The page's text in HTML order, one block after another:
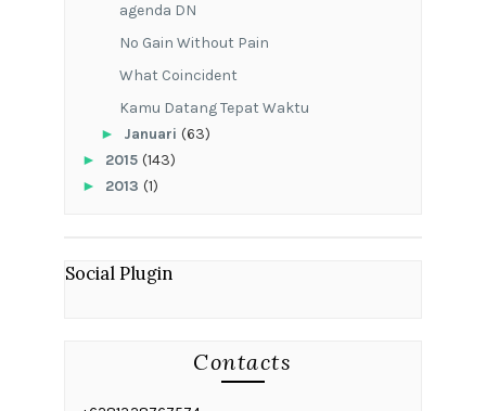
agenda DN
No Gain Without Pain
What Coincident
Kamu Datang Tepat Waktu
► Januari (63)
► 2015 (143)
► 2013 (1)
Social Plugin
Contacts